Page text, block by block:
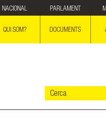
NACIONAL PARLAMENT
QUI SOM? DOCUMENTS